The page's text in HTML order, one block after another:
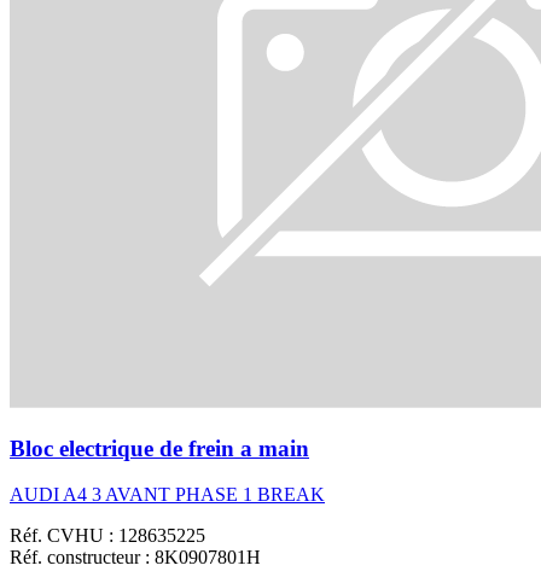
Bloc electrique de frein a main
AUDI A4 3 AVANT PHASE 1 BREAK
Réf. CVHU : 128635225
Réf. constructeur : 8K0907801H